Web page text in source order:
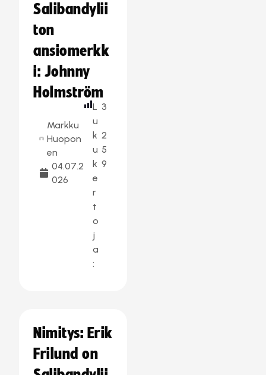
Salibandylii
ton
ansiomerkk
i: Johnny
Holmström
Markku
Huopon
en
04.07.2
026
L
u
k
u
k
e
r
t
o
j
a
:
3
2
5
9
Nimitys: Erik
Frilund on